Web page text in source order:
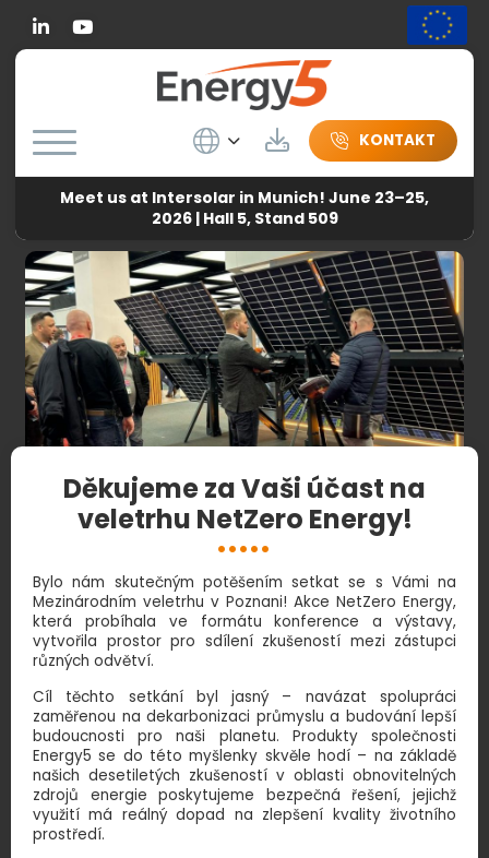
Wybierz język
Herunterladen
KONTAKT
Meet us at Intersolar in Munich! June 23–25,
2026 | Hall 5, Stand 509
Energy5-Zprávy-Děkujeme za Vaši účast na veletrhu
NetZero Energy!
Děkujeme za Vaši účast na
veletrhu NetZero Energy!
Bylo nám skutečným potěšením setkat se s Vámi na
Mezinárodním veletrhu v Poznani! Akce NetZero Energy,
která probíhala ve formátu konference a výstavy,
vytvořila prostor pro sdílení zkušeností mezi zástupci
různých odvětví.
Cíl těchto setkání byl jasný – navázat spolupráci
zaměřenou na dekarbonizaci průmyslu a budování lepší
budoucnosti pro naši planetu. Produkty společnosti
Energy5 se do této myšlenky skvěle hodí – na základě
našich desetiletých zkušeností v oblasti obnovitelných
zdrojů energie poskytujeme bezpečná řešení, jejichž
využití má reálný dopad na zlepšení kvality životního
prostředí.